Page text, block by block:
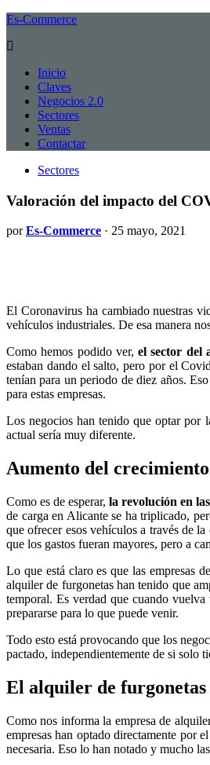
Es-Commerce
Inicio
Claves
Negocios 2.0
Sectores
Ventas
Contactar
Sectores
Valoración del impacto del
porEs-Commerce · 25 mayo, 2021
El Coronavirus ha cambiado nuestras
vehículos industriales. De esa manera
Como hemos podido ver,el sector del
estaban dando el salto, pero por el
tenían para un periodo de diez años.
para estas empresas.
Los negocios han tenido que optar por
actual sería muy diferente.
Aumento del
Como es de esperar,la revolución en
de carga en Alicante se ha triplicado,
que ofrecer esos vehículos a través de
que los gastos fueran mayores, pero a
Lo que está claro es que las empresas
alquiler de furgonetas han tenido que
temporal. Es verdad que cuando
prepararse para lo que puede venir.
Todo esto está provocando que los
pactado, independientemente de si solo
El alquiler de
Como nos informa la empresa de
empresas han optado directamente por
necesaria. Eso lo han notado y mucho